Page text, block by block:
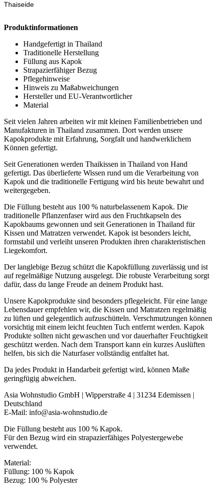
Thaiseide
Produktinformationen
Handgefertigt in Thailand
Traditionelle Herstellung
Füllung aus Kapok
Strapazierfähiger Bezug
Pflegehinweise
Hinweis zu Maßabweichungen
Hersteller und EU-Verantwortlicher
Material
Seit vielen Jahren arbeiten wir mit kleinen Familienbetrieben und
Manufakturen in Thailand zusammen. Dort werden unsere
Kapokprodukte mit Erfahrung, Sorgfalt und handwerklichem
Können gefertigt.
Seit Generationen werden Thaikissen in Thailand von Hand
gefertigt. Das überlieferte Wissen rund um die Verarbeitung von
Kapok und die traditionelle Fertigung wird bis heute bewahrt und
weitergegeben.
Die Füllung besteht aus 100 % naturbelassenem Kapok. Die
traditionelle Pflanzenfaser wird aus den Fruchtkapseln des
Kapokbaums gewonnen und seit Generationen in Thailand für
Kissen und Matratzen verwendet. Kapok ist besonders leicht,
formstabil und verleiht unseren Produkten ihren charakteristischen
Liegekomfort.
Der langlebige Bezug schützt die Kapokfüllung zuverlässig und ist
auf regelmäßige Nutzung ausgelegt. Die robuste Verarbeitung sorgt
dafür, dass du lange Freude an deinem Produkt hast.
Unsere Kapokprodukte sind besonders pflegeleicht. Für eine lange
Lebensdauer empfehlen wir, die Kissen und Matratzen regelmäßig
zu lüften und gelegentlich aufzuschütteln. Verschmutzungen können
vorsichtig mit einem leicht feuchten Tuch entfernt werden. Kapok
Produkte sollten nicht gewaschen und vor dauerhafter Feuchtigkeit
geschützt werden. Nach dem Transport kann ein kurzes Auslüften
helfen, bis sich die Naturfaser vollständig entfaltet hat.
Da jedes Produkt in Handarbeit gefertigt wird, können Maße
geringfügig abweichen.
Asia Wohnstudio GmbH | Wipperstraße 4 | 31234 Edemissen |
Deutschland
E-Mail: info@asia-wohnstudio.de
Die Füllung besteht aus 100 % Kapok.
Für den Bezug wird ein strapazierfähiges Polyestergewebe
verwendet.
Material:
Füllung: 100 % Kapok
Bezug: 100 % Polyester